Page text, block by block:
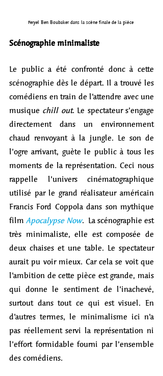
Feryel Ben Boubaker dans la scène finale de la pièce
Scénographie minimaliste
Le public a été confronté donc à cette
scénographie dès le départ. Il a trouvé les
comédiens en train de l’attendre avec une
musique chill out. Le spectateur s’engage
directement dans un environnement
chaud renvoyant à la jungle. Le son de
l’ogre arrivant, guète le public à tous les
moments de la représentation. Ceci nous
rappelle l’univers cinématographique
utilisé par le grand réalisateur américain
Francis Ford Coppola dans son mythique
film Apocalypse Now.  La scénographie est
très minimaliste, elle est composée de
deux chaises et une table. Le spectateur
aurait pu voir mieux. Car cela se voit que
l’ambition de cette pièce est grande, mais
qui donne le sentiment de l’inachevé,
surtout dans tout ce qui est visuel. En
d’autres termes, le minimalisme ici n’a
pas réellement servi la représentation ni
l’effort formidable fourni par l’ensemble
des comédiens.